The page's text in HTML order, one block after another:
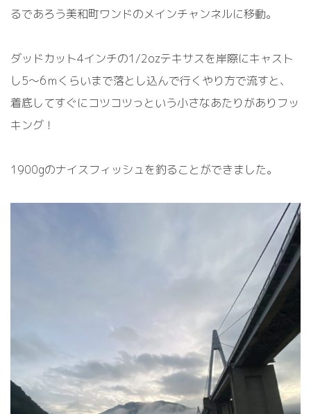
るであろう美和町ワンドのメインチャンネルに移動。
ダッドカット4インチの1/2ozテキサスを岸際にキャスト
し5～6ｍくらいまで落とし込んで行くやり方で流すと、
着底してすぐにコツコツっという小さなあたりがありフッ
キング！
1900gのナイスフィッシュを釣ることができました。